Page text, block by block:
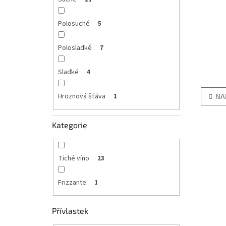
Polosuché 5
Polosladké 7
Sladké 4
Hroznová šťáva 1
Kategorie
Tiché víno 23
Frizzante 1
Přívlastek